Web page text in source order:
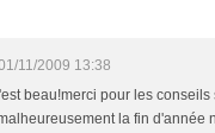
11/2009 13:38
beau!merci pour les conseils
la fin d'année